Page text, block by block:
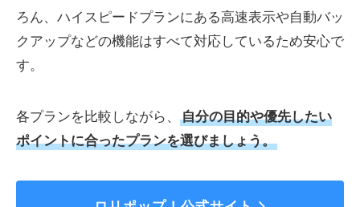
ろん、ハイスピードプランにある高速表示や自動バッ
クアップなどの機能はすべて対応しているため安心で
す。
各プランを比較しながら、
自分の目的や優先したい
ポイントに合ったプランを選びましょう。